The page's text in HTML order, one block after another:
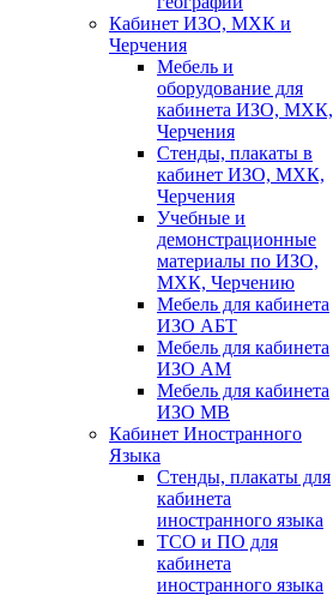
Кабинет ИЗО, МХК и
Черчения
Мебель и
оборудование для
кабинета ИЗО, МХК,
Черчения
Стенды, плакаты в
кабинет ИЗО, МХК,
Черчения
Учебные и
демонстрационные
материалы по ИЗО,
МХК, Черчению
Мебель для кабинета
ИЗО АБТ
Мебель для кабинета
ИЗО АМ
Мебель для кабинета
ИЗО МВ
Кабинет Иностранного
Языка
Стенды, плакаты для
кабинета
иностранного языка
ТСО и ПО для
кабинета
иностранного языка